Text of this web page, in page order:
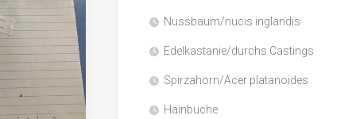
Papier
Zellulose
Sägenebenprodukte
Schnittholz
Nussbaum/nucis inglandis
Edelkastanie/durchs Castings
Spirzahorn/Acer platanoides
Hainbuche